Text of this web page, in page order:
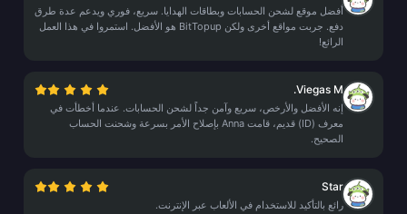
أفضل موقع لشحن الحسابات وبطاقات الهدايا. سريع، فوري ويدعم عدة طرق
دفع. جربت مواقع أخرى ولكن BitTopup هو الأفضل. استمروا في هذا العمل
الرائع!
Viegas M.
إنه الأفضل والأرخص، سريع وآمن جداً لشحن الحسابات. عندما أخطأت في
معرف (ID) قديم، قامت Anna بإصلاح الأمر بسرعة وشحنت الحساب
الصحيح.
Star
رائع بالتأكيد للاستخدام في الألعاب عبر الإنترنت.